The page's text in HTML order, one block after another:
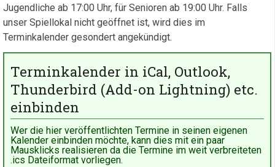
Jugendliche ab 17:00 Uhr, für Senioren ab 19:00 Uhr. Falls
unser Spiellokal nicht geöffnet ist, wird dies im
Terminkalender gesondert angekündigt.
Terminkalender in iCal, Outlook,
Thunderbird (Add-on Lightning) etc.
einbinden
Wer die hier veröffentlichten Termine in seinen eigenen
Kalender einbinden möchte, kann dies mit ein paar
Mausklicks realisieren da die Termine im weit verbreiteten
.ics Dateiformat vorliegen.